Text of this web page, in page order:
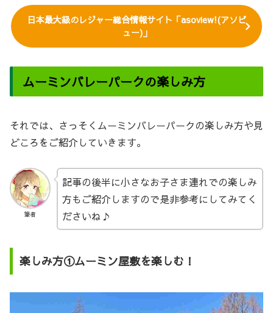
日本最大級のレジャー総合情報サイト「asoview!(アソビ
ュー)」
ムーミンバレーパークの楽しみ方
それでは、さっそくムーミンバレーパークの楽しみ方や見
どころをご紹介していきます。
筆者
記事の後半に小さなお子さま連れでの楽しみ
方もご紹介しますので是非参考にしてみてく
ださいね♪
楽しみ方①ムーミン屋敷を楽しむ！